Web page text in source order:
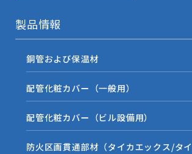
製品情報
銅管および保温材
配管化粧カバー（一般用）
配管化粧カバー（ビル設備用）
防火区画貫通部材（タイカエックス/タイ